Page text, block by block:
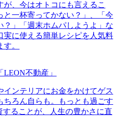
が、今はオトコにも言えるこ
と一杯寄ってかない？」、「今
？」「週末ホムパしようよ」な
実に使える簡単レシピを人気料
。
不動産」
インテリアにお金をかけてゲス
ちろん自らも。もっとも過ごす
することが、人生の豊かさに直